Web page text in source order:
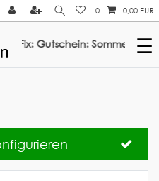
0 0,00 EUR
Gutschein: Sommer2026 ///☰